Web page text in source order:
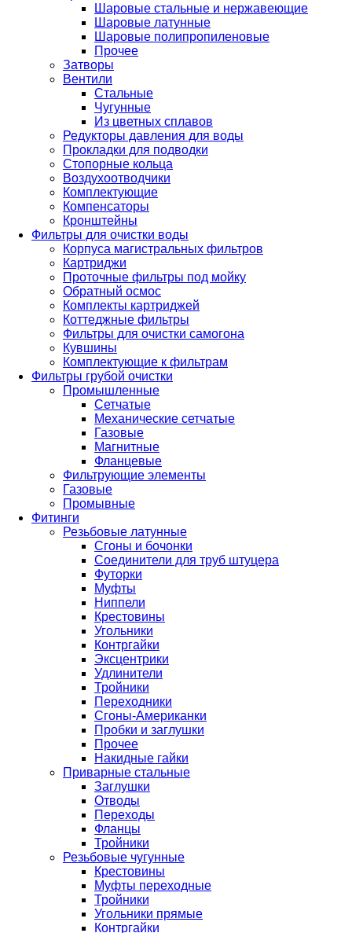
Шаровые стальные и нержавеющие
Шаровые латунные
Шаровые полипропиленовые
Прочее
Затворы
Вентили
Стальные
Чугунные
Из цветных сплавов
Редукторы давления для воды
Прокладки для подводки
Стопорные кольца
Воздухоотводчики
Комплектующие
Компенсаторы
Кронштейны
Фильтры для очистки воды
Корпуса магистральных фильтров
Картриджи
Проточные фильтры под мойку
Обратный осмос
Комплекты картриджей
Коттеджные фильтры
Фильтры для очистки самогона
Кувшины
Комплектующие к фильтрам
Фильтры грубой очистки
Промышленные
Сетчатые
Механические сетчатые
Газовые
Магнитные
Фланцевые
Фильтрующие элементы
Газовые
Промывные
Фитинги
Резьбовые латунные
Сгоны и бочонки
Соединители для труб штуцера
Футорки
Муфты
Ниппели
Крестовины
Угольники
Контргайки
Эксцентрики
Удлинители
Тройники
Переходники
Сгоны-Американки
Пробки и заглушки
Прочее
Накидные гайки
Приварные стальные
Заглушки
Отводы
Переходы
Фланцы
Тройники
Резьбовые чугунные
Крестовины
Муфты переходные
Тройники
Угольники прямые
Контргайки